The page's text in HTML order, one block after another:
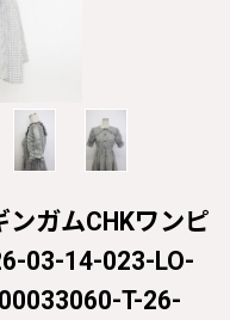
ガムCHKワンピ
03-14-023-LO-
T-26-